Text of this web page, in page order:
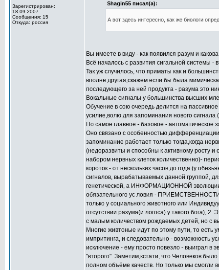
Зарегистрирован:
18.09.2007
Сообщения: 15
Откуда: россия
Shagin55 писал(а):
А вот здесь интересно, как же биологи
Вы имеете в виду - как появился разум и
Всё началось с развития сигальной системы -
Так уж случилось, что приматы как и
вполне другая,скажем если бы была
последующего за ней продукта - разума это
Вокальные сигналы у большинства высших
Обучение в сою очередь делится на
усилие,волю для запоминания нового сигнала
Но самое главное - базовое - автоматическое
Оно связано с особенностью
запоминание работает только тогда,когда
(недоразвиты и способны к активному росту
набором нервных клеток количественно)-
короток - от нескольких часов до года (у
сигналов, вырабатываемых данной группой,
генетической, а ИНФОРМАЦИОННОЙ эволюции
обязательного ус ловия -
только у социального животного или
отсутствии разума(и логоса) у такого бога),
с малым количеством рождаемых детей, но с
Многие живтоные идут по этому пути, то
импритинга, и следовательно - возможность
исключение - ему просто повезло - выиграл в
"второго". Заметим,кстати, что Человеков
полном объёме качеств. Но только мы смогли